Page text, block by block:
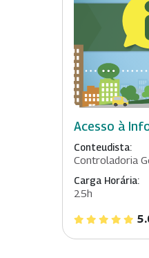
Acesso à
Conteudista:
Controladoria
Carga Horária:
25h